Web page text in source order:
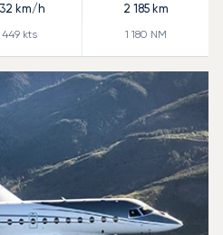
km/h
449kts
2 185km
1 180 NM